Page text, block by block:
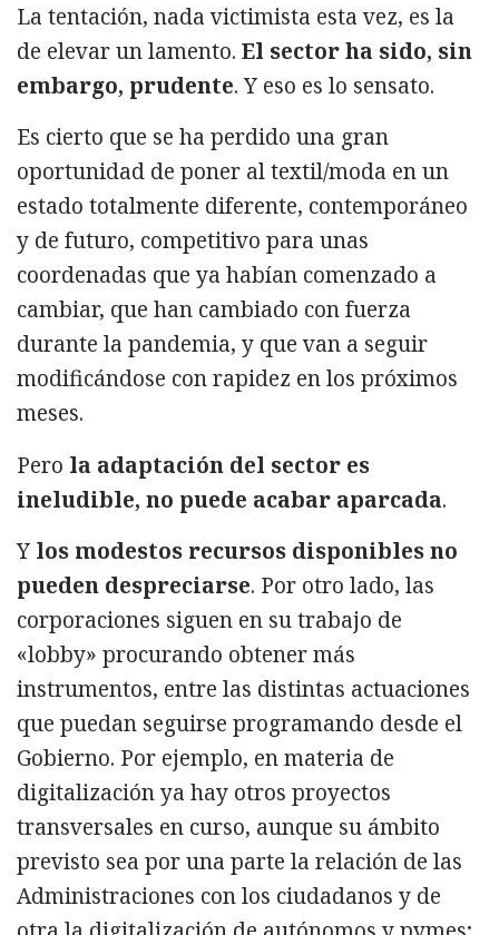
La tentación, nada victimista esta vez, es la
de elevar un lamento. El sector ha sido, sin
embargo, prudente. Y eso es lo sensato.
Es cierto que se ha perdido una gran
oportunidad de poner al textil/moda en un
estado totalmente diferente, contemporáneo
y de futuro, competitivo para unas
coordenadas que ya habían comenzado a
cambiar, que han cambiado con fuerza
durante la pandemia, y que van a seguir
modificándose con rapidez en los próximos
meses.
Pero la adaptación del sector es
ineludible, no puede acabar aparcada.
Y los modestos recursos disponibles no
pueden despreciarse. Por otro lado, las
corporaciones siguen en su trabajo de
«lobby» procurando obtener más
instrumentos, entre las distintas actuaciones
que puedan seguirse programando desde el
Gobierno. Por ejemplo, en materia de
digitalización ya hay otros proyectos
transversales en curso, aunque su ámbito
previsto sea por una parte la relación de las
Administraciones con los ciudadanos y de